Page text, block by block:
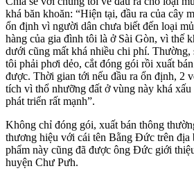
khá băn khoăn: “Hiện tại, đầu ra của cây
ổn định vì người dân chưa biết đến loại
hàng của gia đình tôi là ở Sài Gòn, vì thế
dưới cũng mất khá nhiều chi phí. Thường,
tôi phải phơi dẻo, cắt đóng gói rồi xuất
được. Thời gian tới nếu đầu ra ổn định, 2
tích vì thổ nhưỡng đất ở vùng này khá
phát triển rất mạnh”.
Không chỉ đóng gói, xuất bán thông
thương hiệu với cái tên Bằng Đức trên địa
phẩm này cũng đã được ông Đức giới
huyện Chư Pưh.